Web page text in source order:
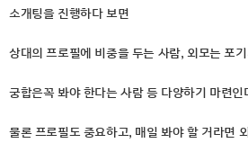
소개팅을 진행하다 보면
상대의 프로필에 비중을 두는 사람, 외모는 포
궁합은꼭 봐야 한다는 사람 등 다양하기 마련인
물론 프로필도 중요하고, 매일 봐야 할 거라면